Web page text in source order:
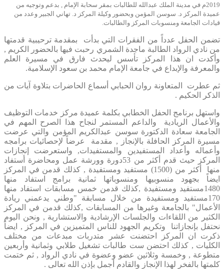
2019م في مدينة الملك عبدالله للطالبات بمقر سحابة الإمام , بدعم وتوجيه من
عميدة المركز د. سوسن المؤمن وبحضور وكيلة المركز د. تهاني الجبير وعدد من
قيادات الجامعة ومنسوبات المركز والطالبات.
تضمن الحفل عدداً من الفقرات التي بدأت بمقدمة ترحيبية قدمتها
من نادي الرواد الطالبة ماجدة الشمري رحبت فيها بالحضور الكريم ,
وأكدت ان هذا المركز تأسس ليحدث فارق في مسيرة العلم
والمعرفة والإبداع في جامعة الإمام محمد بن سعود الإسلامية.
ثم عطرت المتعاونة روان الحبابي أسماع الحاضرات بتلاوة آيات من
الذكر الحكيم .
واستهل برنامج الحفل الخطابي بكلمة عميدة مركز خدمات التوظيف
والأعمال الريادية والداعم المستمر لنجاح هذا الصرح المهم في
الجامعة سعادة الدكتورة سوسن عبدالكريم المؤمن والتي عرضت
مسيرة المركز الحافلة بالإنجاز , مقدمة عرضاً لإحصائيات برامجه
وأعماله وأعداد المستفيدين والمستفيدات, واستعرضت إنجازات
المركز حيث قدم أكثر من 53دورة وورشة عمل ومحاضرة أستفاد
منها أكثر من (1500) مستفيد ومستفيدة , كذلك قدمن في المركز
ايضاً بجهود منسوبيها ومنسوباتها ثمانية برامج استفاد منها
1480مستفيد ومستفيدة ,كذلك قدمن خمس مسابقات استفاد منها
170مستفيد ومستفيدة من خلال مسابقة "وطني يدعمني ريادة
الأعمال" بالجامعة وغيرها من المسابقات ,كذلك قدمن في المركز
الكثير من اللقاءات والجلسات الإرشادية والاستشارية , ونحن اليوم
نحتفل بإنجازاتنا وتكريم الجهود للناس المتميزين في المركز , ايضاً
ذكرت ان المركز احتضنت عشر متدربات مبدعات من مختلف
الكليات , كذلك احتضن ست طالبات تشغيل طلابي وثمانية وأربعين
متطوعة , وخمسة وثلاثين عضو وعضوة في نادي الرواد , ثم ختمت
كلمتها بالفخر لهذا الإنجاز والقادم أجمل بإذن الله تعالى .